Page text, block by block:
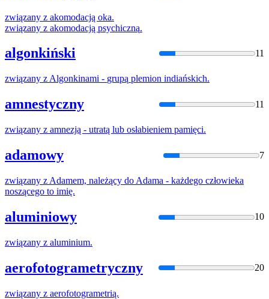
związany z akomodacją oka.
związany z akomodacją psychiczną.
algonkiński 11
związany z Algonkinami - grupą plemion indiańskich.
amnestyczny 11
związany z amnezją - utratą lub osłabieniem pamięci.
adamowy 7
związany z Adamem, należący do Adama - każdego człowieka
noszącego to imię.
aluminiowy 10
związany z aluminium.
aerofotogrametryczny 20
związany z aerofotogrametrią.